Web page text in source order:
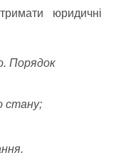
юридичні
Порядок
стану;